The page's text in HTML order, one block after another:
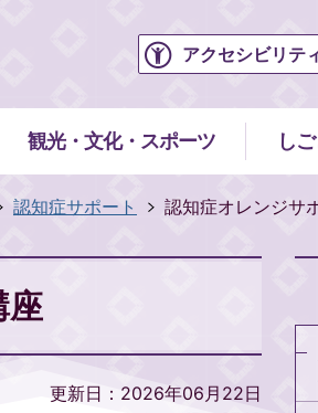
アクセシビリテ
観光・文化・スポーツ し
認知症サポート 認知症オレンジサ
座
更新日：2026年06月22日